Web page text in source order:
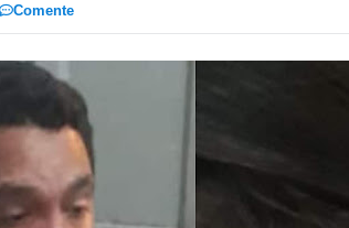
Comente